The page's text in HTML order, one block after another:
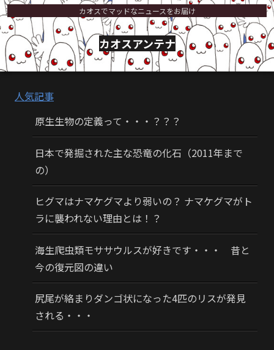
カオスでマッドなニュースをお届け
カオスアンテナ
人気記事
原生生物の定義って・・・？？？
日本で発掘された主な恐竜の化石（2011年まで
の）
ヒグマはナマケグマより弱いの？ ナマケグマがト
ラに襲われない理由とは！？
海生爬虫類モササウルスが好きです・・・ 昔と
今の復元図の違い
尻尾が絡まりダンゴ状になった4匹のリスが発見
される・・・